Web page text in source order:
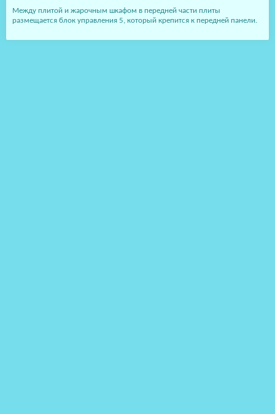
Между плитой и жарочным шкафом в передней части плиты
размещается блок управления 5, который крепится к передней панели.